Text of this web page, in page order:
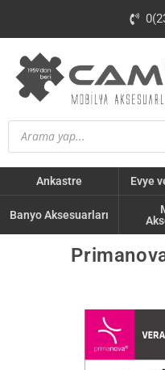
Ankastre Evye
Banyo Aksesuarları